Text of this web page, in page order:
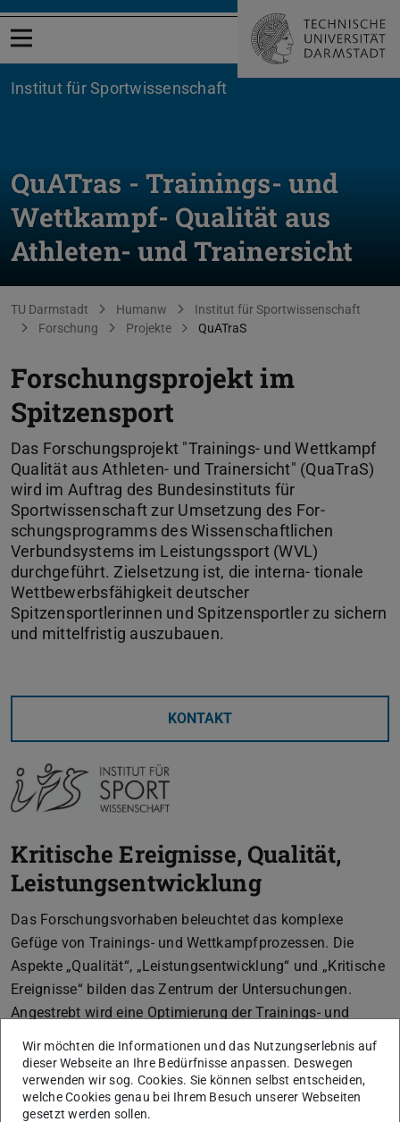
Menü öffnen
Institut für Sportwissenschaft
QuATras - Trainings- und
Wettkampf- Qualität aus
Athleten- und Trainersicht
Sie befinden sich hier:
TU Darmstadt Humanw
Institut für Sportwissenschaft
Forschung
Projekte QuATraS
Forschungsprojekt im
Spitzensport
Das Forschungsprojekt "Trainings- und Wettkampf
Qualität aus Athleten- und Trainersicht" (QuaTraS)
wird im Auftrag des Bundesinstituts für
Sportwissenschaft zur Umsetzung des For-
schungsprogramms des Wissenschaftlichen
Verbundsystems im Leistungssport (WVL)
durchgeführt. Zielsetzung ist, die interna- tionale
Wettbewerbsfähigkeit deutscher
Spitzensportlerinnen und Spitzensportler zu sichern
und mittelfristig auszubauen.
KONTAKT
Kritische Ereignisse, Qualität,
Leistungsentwicklung
Das Forschungsvorhaben beleuchtet das komplexe
Gefüge von Trainings- und Wettkampfprozessen. Die
Aspekte „Qualität“, „Leistungsentwicklung“ und „Kritische
Ereignisse“ bilden das Zentrum der Untersuchungen.
Angestrebt wird eine Optimierung der Trainings- und
der Athlet-Trainer-Beziehung und psycho-sozialer
Einflussfaktoren.
Wir möchten die Informationen und das Nutzungserlebnis auf
dieser Webseite an Ihre Bedürfnisse anpassen. Deswegen
verwenden wir sog. Cookies. Sie können selbst entscheiden,
welche Cookies genau bei Ihrem Besuch unserer Webseiten
gesetzt werden sollen.